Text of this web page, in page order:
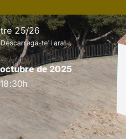
25/26
te'l ara!
de 2025